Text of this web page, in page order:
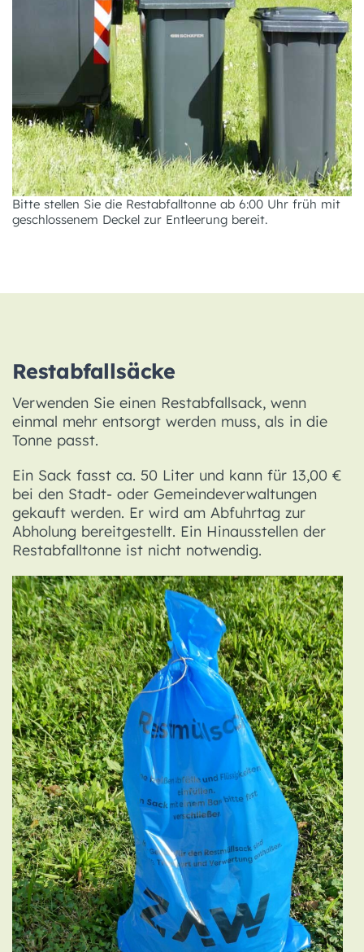
Bitte stellen Sie die Restabfalltonne ab 6:00 Uhr früh mit
geschlossenem Deckel zur Entleerung bereit.
Restabfallsäcke
Verwenden Sie einen Restabfallsack, wenn
einmal mehr entsorgt werden muss, als in die
Tonne passt.
Ein Sack fasst ca. 50 Liter und kann für 13,00 €
bei den Stadt- oder Gemeindeverwaltungen
gekauft werden. Er wird am Abfuhrtag zur
Abholung bereitgestellt. Ein Hinausstellen der
Restabfalltonne ist nicht notwendig.